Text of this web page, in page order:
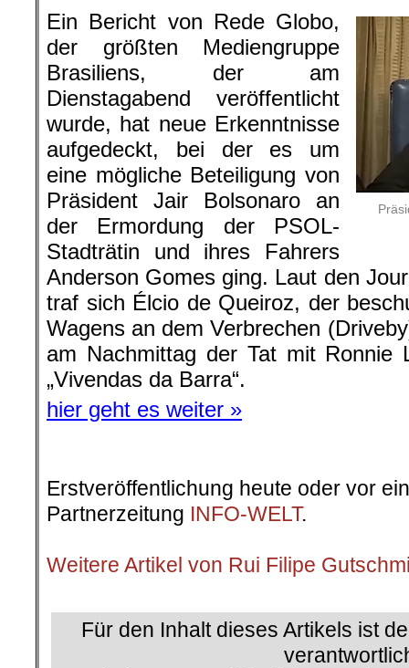
Ein Bericht von Rede Globo,
der größten Mediengruppe
Brasiliens, der am
Dienstagabend veröffentlicht
wurde, hat neue Erkenntnisse
aufgedeckt, bei der es um
eine mögliche Beteiligung von
Präsident Jair Bolsonaro an
der Ermordung der PSOL-
Stadträtin und ihres Fahrers
Anderson Gomes ging. Laut den
traf sich Élcio de Queiroz, der
Wagens an dem Verbrechen
am Nachmittag der Tat mit Ronnie
„Vivendas da Barra“.
hier geht es weiter »
Erstveröffentlichung heute oder vor
Partnerzeitung INFO-WELT.
Weitere Artikel von Rui Filipe
Für den Inhalt dieses Artikels ist